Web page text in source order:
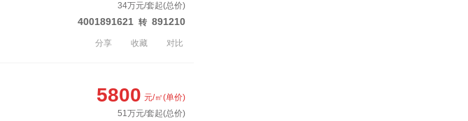
4001891621 转 891210
34万元/套起(总价)
分享 收藏 对比
5800 元/㎡(单价)
51万元/套起(总价)